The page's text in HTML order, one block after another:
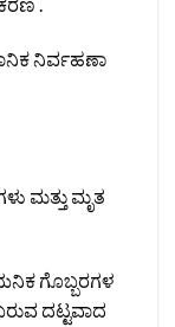
ನಿರ್ವಹಣಾ
ಮತ್ತು ಮೃತ
ಗೊಬ್ಬರಗಳ
ದಟ್ಟವಾದ